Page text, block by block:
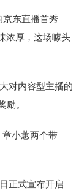
东直播首秀
浓厚，这场噱头
对内容型主播的
。
小蕙两个带
正式宣布开启